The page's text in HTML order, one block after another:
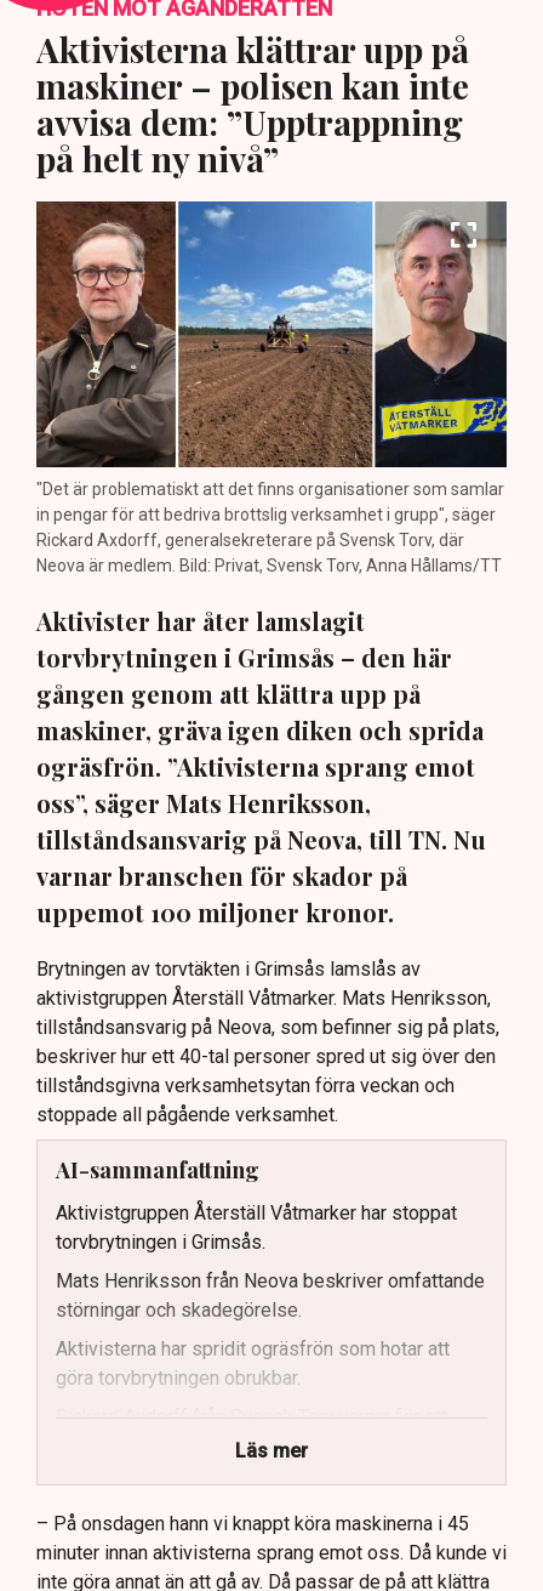
HOTEN MOT ÄGANDERÄTTEN
Aktivisterna klättrar upp på
maskiner – polisen kan inte
avvisa dem: ”Upptrappning
på helt ny nivå”
"Det är problematiskt att det finns organisationer som samlar
in pengar för att bedriva brottslig verksamhet i grupp", säger
Rickard Axdorff, generalsekreterare på Svensk Torv, där
Neova är medlem. Bild: Privat, Svensk Torv, Anna Hållams/TT
Aktivister har åter lamslagit
torvbrytningen i Grimsås – den här
gången genom att klättra upp på
maskiner, gräva igen diken och sprida
ogräsfrön. ”Aktivisterna sprang emot
oss”, säger Mats Henriksson,
tillståndsansvarig på Neova, till TN. Nu
varnar branschen för skador på
uppemot 100 miljoner kronor.
Brytningen av torvtäkten i Grimsås lamslås av
aktivistgruppen Återställ Våtmarker. Mats Henriksson,
tillståndsansvarig på Neova, som befinner sig på plats,
beskriver hur ett 40-tal personer spred ut sig över den
tillståndsgivna verksamhetsytan förra veckan och
stoppade all pågående verksamhet.
AI-sammanfattning
Aktivistgruppen Återställ Våtmarker har stoppat
torvbrytningen i Grimsås.
Mats Henriksson från Neova beskriver omfattande
störningar och skadegörelse.
Aktivisterna har spridit ogräsfrön som hotar att
göra torvbrytningen obrukbar.
Rickard Axdorff från Svensk Torv varnar för ett
stort ekonomiskt sabotage.
Dialogpolisen på plats står maktlös inför
aktivisternas handlingar.
Frågor kvarstår om finansiering av illegal aktivism.
Läs mer
– På onsdagen hann vi knappt köra maskinerna i 45
minuter innan aktivisterna sprang emot oss. Då kunde vi
inte göra annat än att gå av. Då passar de på att klättra